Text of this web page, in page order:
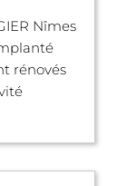
Nîmes
rénovés